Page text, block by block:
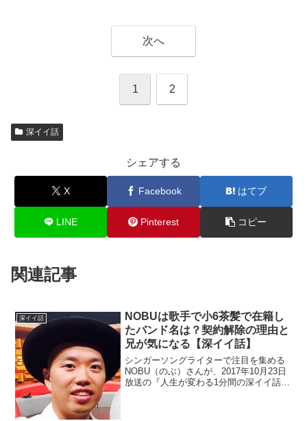
次へ
1 2
深イイ話
シェアする
X Facebook はてブ
LINE Pinterest コピー
関連記事
深イイ話
NOBUは歌手で小6茶髪で在籍し
たバンド名は？契約解除の理由と
兄が気になる【深イイ話】
シンガーソングライターで注目を集める
NOBU（のぶ）さんが、2017年10月23日
放送の『人生が変わる1分間の深イイ話』